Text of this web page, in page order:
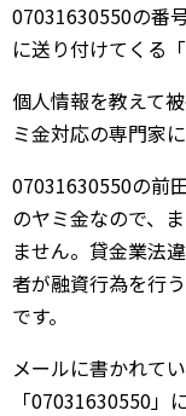
07031630550の番
に送り付けてくる
個人情報を教えて
ミ金対応の専門家
07031630550の前
のヤミ金なので、
ません。貸金業法
者が融資行為を行
です。
メールに書かれて
「07031630550」